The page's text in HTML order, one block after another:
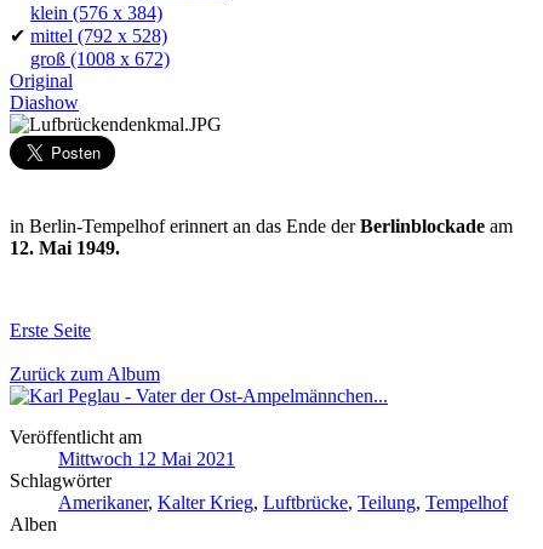
klein (576 x 384)
✔ mittel (792 x 528)
groß (1008 x 672)
Original
Diashow
in Berlin-Tempelhof erinnert an das Ende derBerlinblockade am
12. Mai 1949.
Erste Seite
Zurück zum Album
Veröffentlicht am
Mittwoch 12 Mai 2021
Schlagwörter
Amerikaner, Kalter Krieg, Luftbrücke, Teilung, Tempelhof
Alben